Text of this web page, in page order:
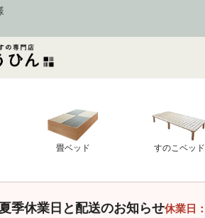
畳ベッド すのこベッド
夏季休業日と配送のお知らせ休業日：